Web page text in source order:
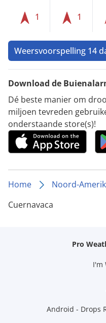
1 1
Weersvoorspelling 14
Download de
Dé beste manier om
miljoen tevreden
onderstaande store(s)!
Home Noord-
Cuernavaca
Pro
I'm
Android - Drops